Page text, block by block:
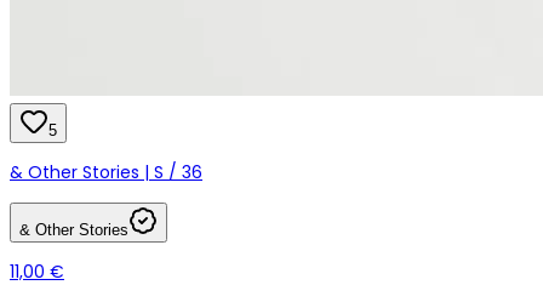
5
& Other Stories | S / 36
& Other Stories
11,00 €